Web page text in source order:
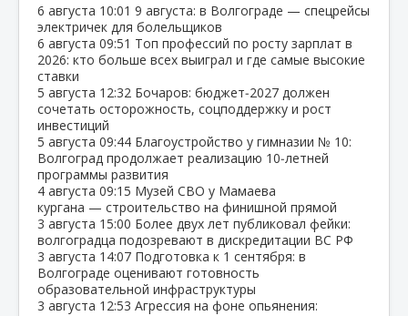
6 августа 10:01 9 августа: в Волгограде — спецрейсы
электричек для болельщиков
6 августа 09:51 Топ профессий по росту зарплат в
2026: кто больше всех выиграл и где самые высокие
ставки
5 августа 12:32 Бочаров: бюджет‑2027 должен
сочетать осторожность, соцподдержку и рост
инвестиций
5 августа 09:44 Благоустройство у гимназии № 10:
Волгоград продолжает реализацию 10‑летней
программы развития
4 августа 09:15 Музей СВО у Мамаева
кургана — строительство на финишной прямой
3 августа 15:00 Более двух лет публиковал фейки:
волгоградца подозревают в дискредитации ВС РФ
3 августа 14:07 Подготовка к 1 сентября: в
Волгограде оценивают готовность
образовательной инфраструктуры
3 августа 12:53 Агрессия на фоне опьянения: